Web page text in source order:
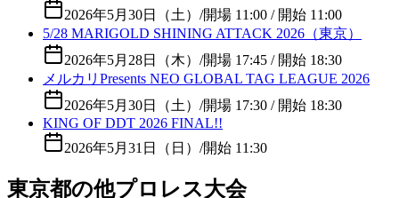
2026年5月30日（土） /開場 11:00 / 開始 11:00
5/28 MARIGOLD SHINING ATTACK 2026（東京）
2026年5月28日（木） /開場 17:45 / 開始 18:30
メルカリPresents NEO GLOBAL TAG LEAGUE 2026
2026年5月30日（土） /開場 17:30 / 開始 18:30
KING OF DDT 2026 FINAL!!
2026年5月31日（日） /開始 11:30
東京都の他プロレス大会